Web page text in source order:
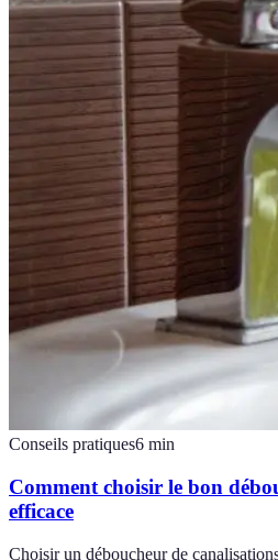
Conseils pratiques6 min
Comment choisir le bon
efficace
Choisir un déboucheur de